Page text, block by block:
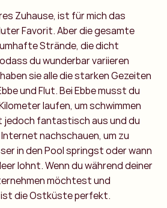
Zuhause, ist für mich das
Favorit. Aber die gesamte
Strände, die dicht
du wunderbar variieren
sie alle die starken Gezeiten
und Flut. Bei Ebbe musst du
laufen, um schwimmen
jedoch fantastisch aus und du
nachschauen, um zu
in den Pool springst oder wann
lohnt. Wenn du während deiner
möchtest und
die Ostküste perfekt.